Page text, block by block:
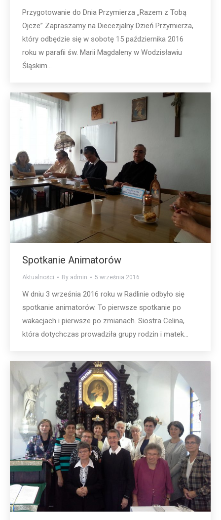
Przygotowanie do Dnia Przymierza „Razem z Tobą
Ojcze” Zapraszamy na Diecezjalny Dzień Przymierza,
który odbędzie się w sobotę 15 października 2016
roku w parafii św. Marii Magdaleny w Wodzisławiu
Śląskim…
Spotkanie Animatorów
Aktualności By admin 5 września 2016
W dniu 3 września 2016 roku w Radlinie odbyło się
spotkanie animatorów. To pierwsze spotkanie po
wakacjach i pierwsze po zmianach. Siostra Celina,
która dotychczas prowadziła grupy rodzin i matek…